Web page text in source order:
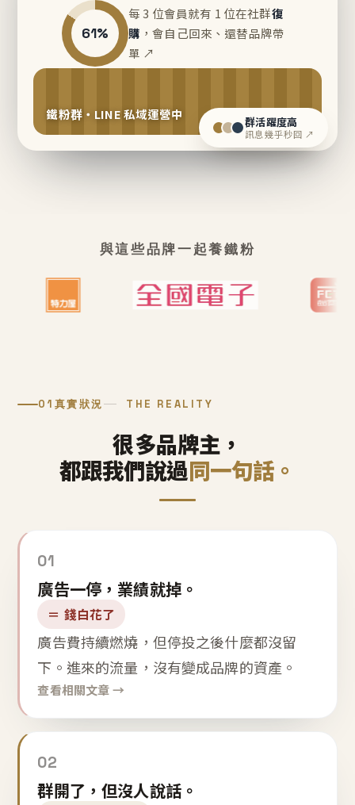
61%
每 3 位會員就有 1 位在社群復
購 ，會自己回來、還替品牌帶
單 ↗
鐵粉群・LINE 私域運營中 群活躍度高
訊息幾乎秒回 ↗
與這些品牌一起養鐵粉
01 真實狀況 THE REALITY
很多品牌主，
都跟我們說過同一句話。
01
廣告一停，業績就掉。
＝ 錢白花了
廣告費持續燃燒，但停投之後什麼都沒留
下。進來的流量，沒有變成品牌的資產。
查看相關文章 →
02
群開了，但沒人說話。